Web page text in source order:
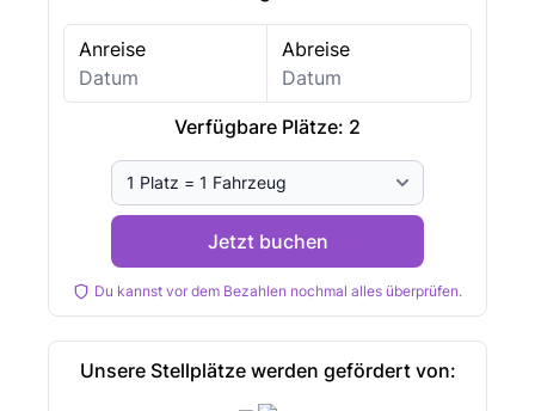
Anreise Abreise
Verfügbare Plätze: 2
Jetzt buchen
Du kannst vor dem Bezahlen nochmal alles überprüfen.
Unsere Stellplätze werden gefördert von: